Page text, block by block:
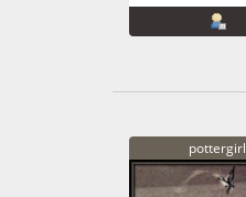
pottergirl